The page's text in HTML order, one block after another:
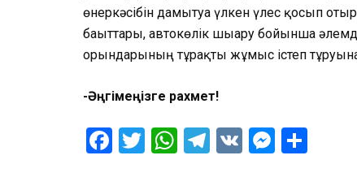
өнеркәсібін дамытуға үлкен үлес қосып
бағыттары, автокөлік шығару бойынша
орындарының тұрақты жұмыс істеп
-Әңгімеңізге рахмет!
Facebook
Twitter
WhatsApp
Telegram
VK